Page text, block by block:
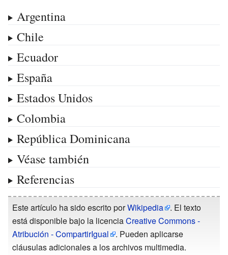
Argentina
Chile
Ecuador
España
Estados Unidos
Colombia
República Dominicana
Véase también
Referencias
Este artículo ha sido escrito porWikipedia
. El texto
está disponible bajo la licenciaCreative Commons -
Atribución - CompartirIgual
. Pueden aplicarse
cláusulas adicionales a los archivos multimedia.